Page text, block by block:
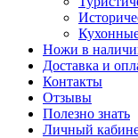
Ножи в
Доставка и
Контакты
Отзывы
Полезно знать
Личный